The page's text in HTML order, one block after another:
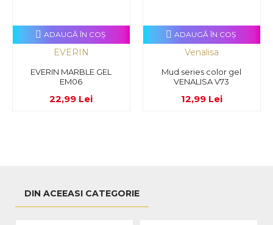
EVERIN
EVERIN MARBLE GEL
EM06
22,99 Lei
ADAUGĂ ÎN COŞ
Venalisa
Mud series color gel
VENALISA V73
12,99 Lei
ADAUGĂ ÎN COŞ
DIN ACEEASI CATEGORIE